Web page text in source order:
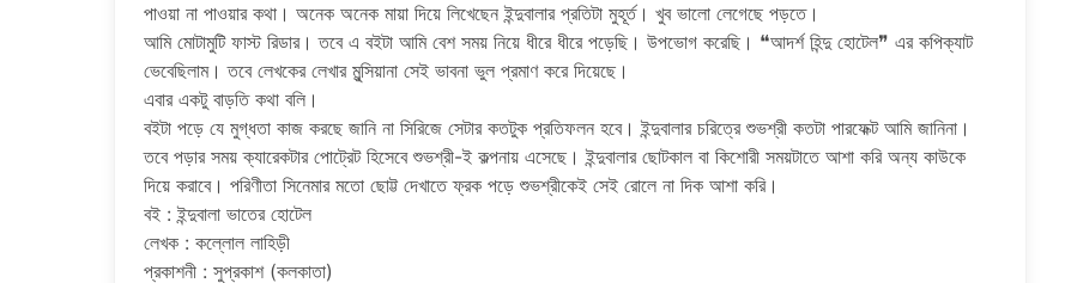
পাওয়া না পাওয়ার কথা। অনেক অনেক মায়া দিয়ে লিখেছেন ইন্দুবালার প্রতিটা মুহূর্ত। খুব ভালো লেগেছে পড়তে।
আমি মোটামুটি ফাস্ট রিডার। তবে এ বইটা আমি বেশ সময় নিয়ে ধীরে ধীরে পড়েছি। উপভোগ করেছি। ❝আদর্শ হিন্দু হোটেল❞ এর কপিক্যাট
ভেবেছিলাম। তবে লেখকের লেখার মুন্সিয়ানা সেই ভাবনা ভুল প্রমাণ করে দিয়েছে।
এবার একটু বাড়তি কথা বলি।
বইটা পড়ে যে মুগ্ধতা কাজ করছে জানি না সিরিজে সেটার কতটুক প্রতিফলন হবে। ইন্দুবালার চরিত্রে শুভশ্রী কতটা পারফেক্ট আমি জানিনা।
তবে পড়ার সময় ক্যারেকটার পোট্রেট হিসেবে শুভশ্রী-ই কল্পনায় এসেছে। ইন্দুবালার ছোটকাল বা কিশোরী সময়টাতে আশা করি অন্য কাউকে
দিয়ে করাবে। পরিণীতা সিনেমার মতো ছোট্ট দেখাতে ফ্রক পড়ে শুভশ্রীকেই সেই রোলে না দিক আশা করি।
বই : ইন্দুবালা ভাতের হোটেল
লেখক : কল্লোল লাহিড়ী
প্রকাশনী : সুপ্রকাশ (কলকাতা)